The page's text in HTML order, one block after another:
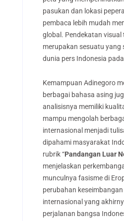
pasukan dan lokasi
pembaca lebih mudah
global. Pendekatan visual
merupakan sesuatu yang
dunia pers Indonesia
Kemampuan Adinegoro
berbagai bahasa asing
analisisnya memiliki
mampu mengolah
internasional menjadi
dipahami masyarakat
rubrik “Pandangan Luar
menjelaskan
munculnya fasisme di
perubahan
internasional yang
perjalanan bangsa